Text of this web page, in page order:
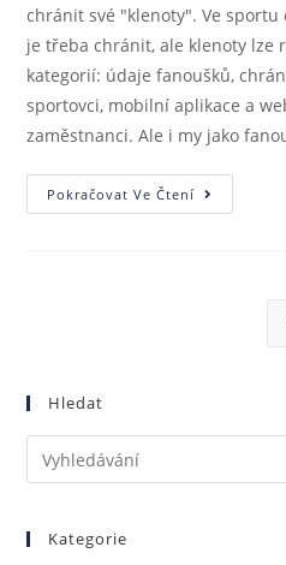
chránit své "klenoty". Ve
je třeba chránit, ale klenoty lze
kategorií: údaje fanoušků,
sportovci, mobilní aplikace a
zaměstnanci. Ale i my jako
Pokračovat Ve Čtení
Hledat
Kategorie